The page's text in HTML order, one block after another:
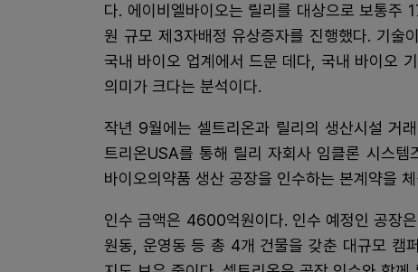
다. 에이비엘바이오는 릴리를 대상으로 보통
원 규모 제3자배정 유상증자를 진행했다. 기술
국내 바이오 업계에서 드문 데다, 국내 바이오
의미가 크다는 분석이다.
작년 9월에는 셀트리온과 릴리의 생산시설 거
트리온USA를 통해 릴리 자회사 임클론 시스
바이오의약품 생산 공장을 인수하는 본계약을
인수 금액은 4600억원이다. 인수 예정인 공장
원동, 운영동 등 총 4개 건물을 갖춘 대규모 캠